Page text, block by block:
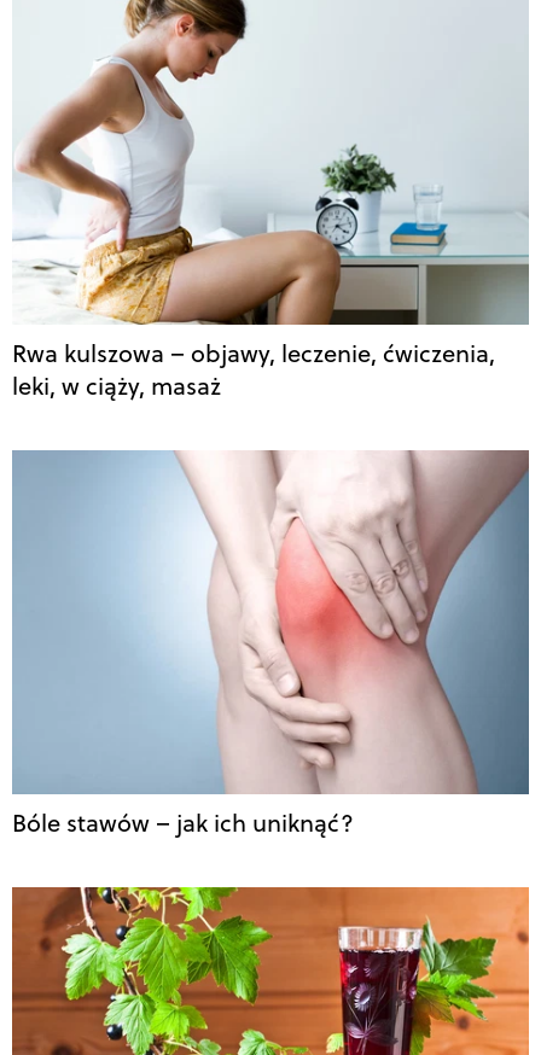
Rwa kulszowa – objawy, leczenie, ćwiczenia,
leki, w ciąży, masaż
Bóle stawów – jak ich uniknąć?